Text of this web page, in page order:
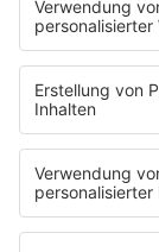
Brave & One
NotAufnahme
"Bewerbung
Aber bitte mit
Erdbeerkäse
Fitness mit
Glück in
Todesursache
Niemand